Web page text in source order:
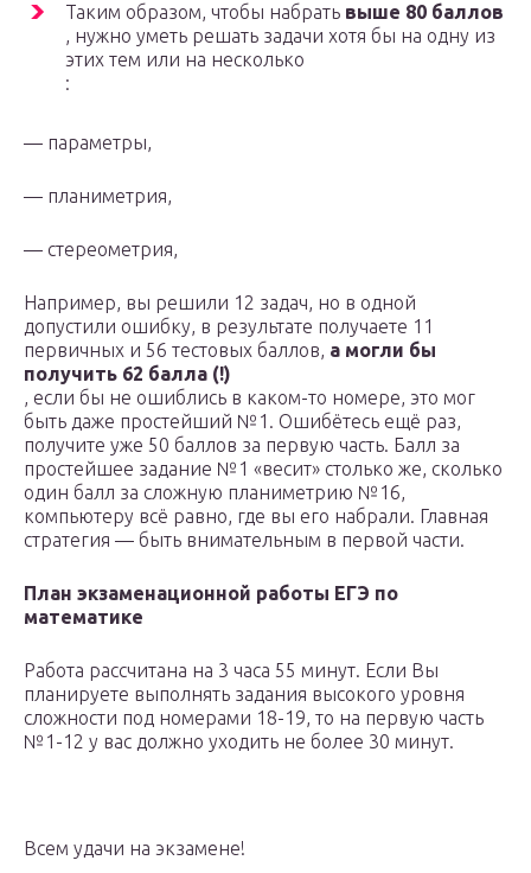
Таким образом, чтобы набрать выше 80 баллов
, нужно уметь решать задачи хотя бы на одну из
этих тем или на несколько
:
— параметры,
— планиметрия,
— стереометрия,
Например, вы решили 12 задач, но в одной
допустили ошибку, в результате получаете 11
первичных и 56 тестовых баллов, а могли бы
получить 62 балла (!)
, если бы не ошиблись в каком-то номере, это мог
быть даже простейший №1. Ошибётесь ещё раз,
получите уже 50 баллов за первую часть. Балл за
простейшее задание №1 «весит» столько же, сколько
один балл за сложную планиметрию №16,
компьютеру всё равно, где вы его набрали. Главная
стратегия — быть внимательным в первой части.
План экзаменационной работы ЕГЭ по
математике
Работа рассчи­та­на на 3 часа 55 минут. Если Вы
планируете выполнять задания высокого уровня
сложности под номерами 18-19, то на первую часть
№1-12 у вас должно уходить не более 30 минут.
Всем удачи на экзамене!